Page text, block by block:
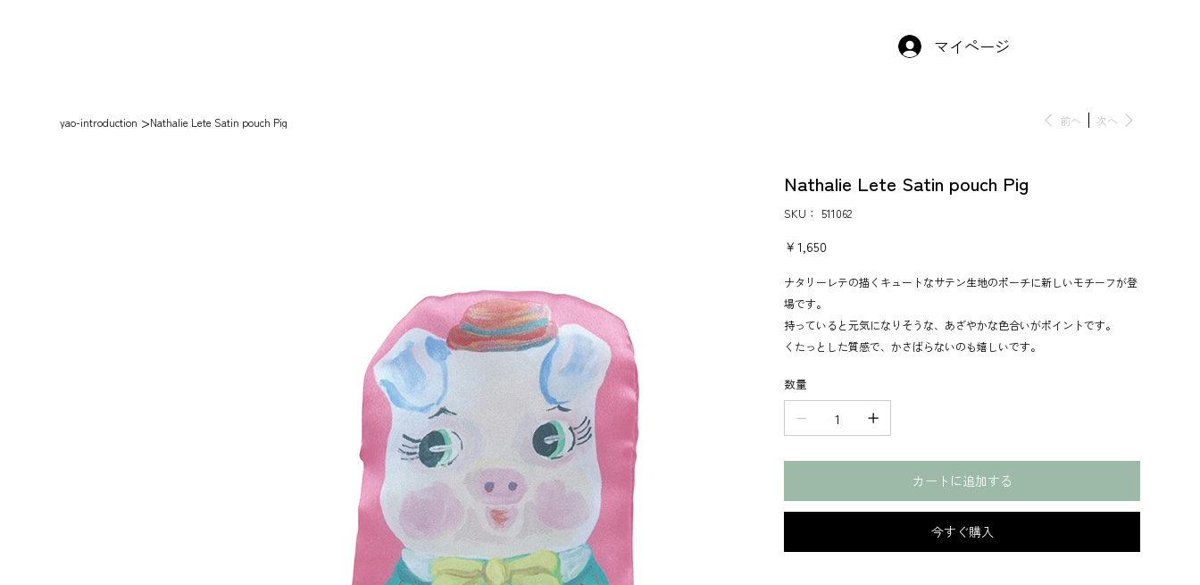
マイページ
yao-introduction >Nathalie Lete Satin pouch Pig 前へ 次へ
Nathalie Lete Satin pouch Pig
SKU：
SKU：
511062
511062
価
格
￥1,650
ナタリーレテの描くキュートなサテン生地のポーチに新しいモチーフが登
場です。
持っていると元気になりそうな、あざやかな色合いがポイントです。
くたっとした質感で、かさばらないのも嬉しいです。
数量
カートに追加する
今すぐ購入